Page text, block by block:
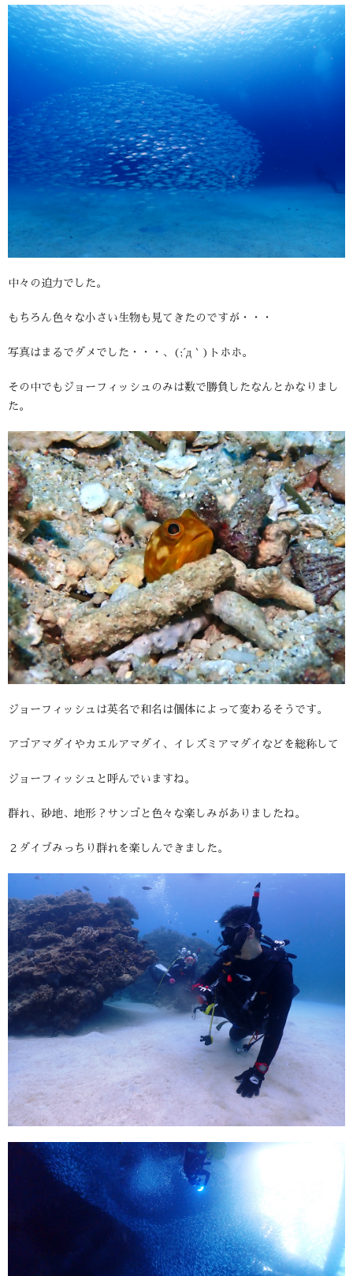
中々の迫力でした。
もちろん色々な小さい生物も見てきたのですが・・・
写真はまるでダメでした・・・、(;´д｀)トホホ。
その中でもジョーフィッシュのみは数で勝負したなんとかなりまし
た。
ジョーフィッシュは英名で和名は個体によって変わるそうです。
アゴアマダイやカエルアマダイ、イレズミアマダイなどを総称して
ジョーフィッシュと呼んでいますね。
群れ、砂地、地形？サンゴと色々な楽しみがありましたね。
２ダイブみっちり群れを楽しんできました。